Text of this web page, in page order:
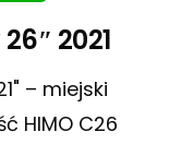
2021
– miejski
HIMO C26